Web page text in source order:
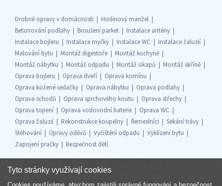
Drobné opravy v domácnosti
Hodinový manžel
Betonování podlahy
Broušení parket
Instalace antény
Instalace bojleru
Instalace myčky Instalace WC
Instalace žaluzií
Malování bytu
Montáž digestoře
Montáž kuchyně
Montáž nábytku
Montáž odpadu Montáž okapů
Montáž skříně
Oprava bojleru
Oprava dveří
Oprava komínu
Oprava kožené sedačky
Oprava nábytku
Oprava podlahy
Oprava schodů
Oprava sprchového koutu
Oprava střechy
Oprava topení
Oprava vodovodní baterie
Oprava WC
Oprava žaluzií
Rekonstrukce koupelny Řemeslníci
Sekání trávy
Stěhování
Úpravy oděvů Vyčištění odpadu
Vyklízení bytu
Zapojení pračky
Bezpečnost dětí
Tyto stránky využívají cookies